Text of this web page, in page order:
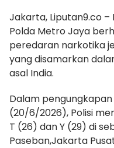
Jakarta, Liputan9.co
Polda Metro Jaya
peredaran narkotika
yang disamarkan
asal India.
Dalam
(20/6/2026), Polisi
T (26) dan Y (29) di
Paseban,Jakarta